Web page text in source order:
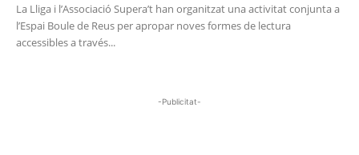
La Lliga i l’Associació Supera’t han organitzat una activitat conjunta a
l’Espai Boule de Reus per apropar noves formes de lectura
accessibles a través...
-Publicitat-